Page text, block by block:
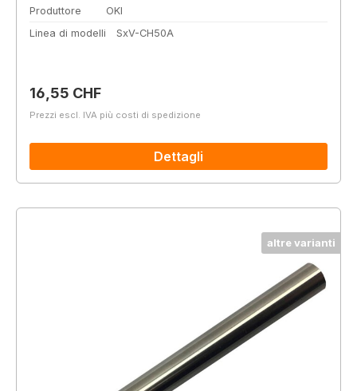
Produttore
OKI
Linea di modelli
SxV-CH50A
Prezzo normale:
16,55 CHF
Prezzi escl. IVA più costi di spedizione
Dettagli
altre varianti